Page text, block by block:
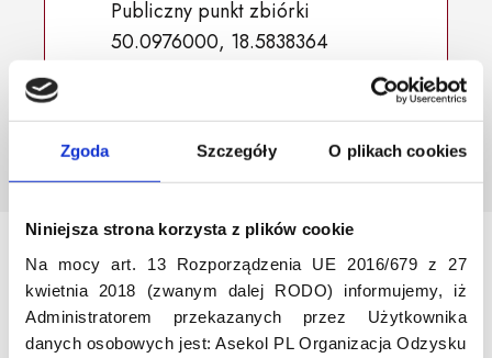
Zgoda Szczegóły O plikach cookies
Niniejsza strona korzysta z plików cookie
Na mocy art. 13 Rozporządzenia UE 2016/679 z 27
kwietnia 2018 (zwanym dalej RODO) informujemy, iż
Administratorem przekazanych przez Użytkownika
danych osobowych jest: Asekol PL Organizacja Odzysku
Publiczny punkt zbiórki
50.0976000, 18.5838364
Odwiedź nas